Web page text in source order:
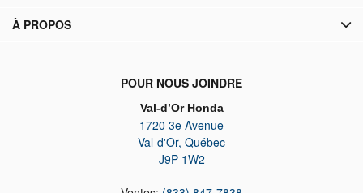
POUR NOUS JOINDRE
Val-d’Or Honda
1720 3e Avenue
Val-d'Or, Québec
J9P 1W2
À PROPOS